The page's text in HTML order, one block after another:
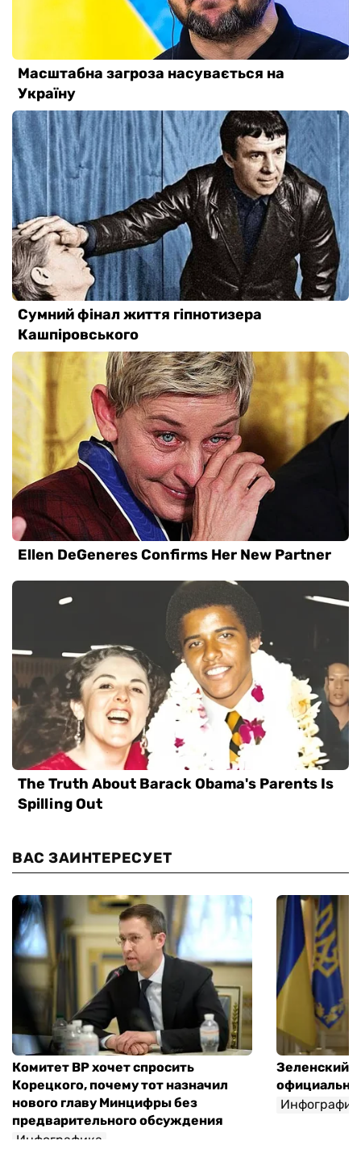
ВАС ЗАИНТЕРЕСУЕТ
Комитет ВР хочет спросить
Корецкого, почему тот назначил
нового главу Минцифры без
предварительного обсуждения
Инфографика
Зеленский